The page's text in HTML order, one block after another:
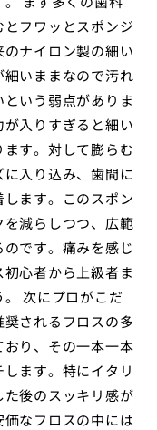
フワッとスポンジ
ナイロン製の細い
いままなので汚れ
いう弱点がありま
が入りすぎると細い
す。対して膨らむ
入り込み、歯間に
ます。このスポン
減らしつつ、広範
です。痛みを感じ
心者から上級者ま
次にプロがこだ
されるフロスの多
り、その一本一本
ます。特にイタリ
後のスッキリ感が
なフロスの中には